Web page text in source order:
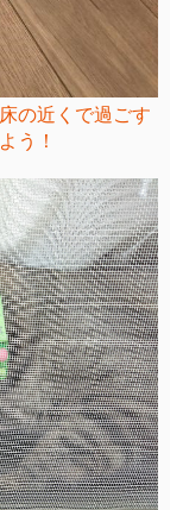
の近くで過ごす
う！